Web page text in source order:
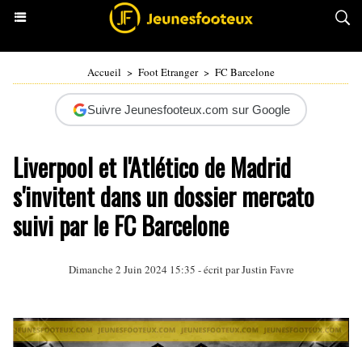
Accueil > Foot Etranger > FC Barcelone
Suivre Jeunesfooteux.com sur Google
Liverpool et l'Atlético de Madrid
s'invitent dans un dossier mercato
suivi par le FC Barcelone
Dimanche 2 Juin 2024 15:35 - écrit parJustin Favre